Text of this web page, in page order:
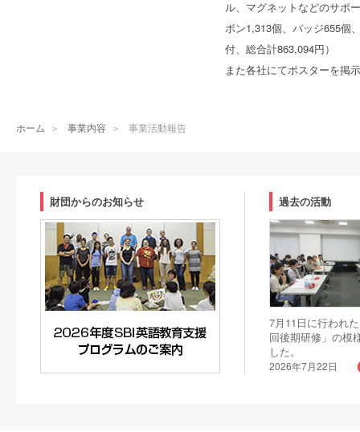
ル、マグネットなどのサポ
ボン1,313個、バッジ655個
付、総合計863,094円）
また各社にてポスターを掲
ホーム ＞ 事業内容 ＞ 事業活動報告
財団からのお知らせ 過去の活動
7月11日に行われ
回後期研修」の模
した。
2026年7月22日